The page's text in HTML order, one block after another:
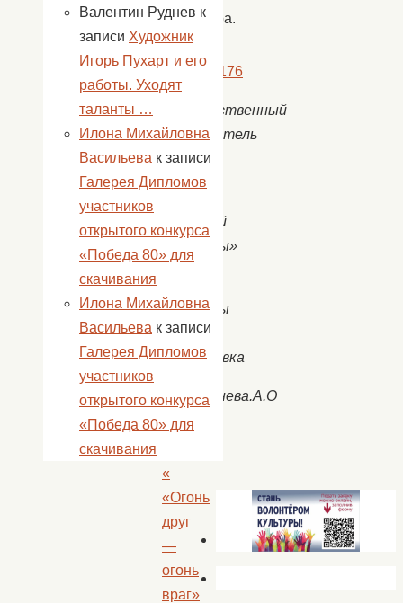
интерьера.
Художественный
руководитель
народной
культуры»
культуры
с.
Сокрутовка
Подледнева.А.О
«
«Огонь
друг
—
огонь
враг»
Валентин Руднев к
записи Художник
Игорь Пухарт и его
работы. Уходят
таланты …
Илона Михайловна
Васильева к записи
Галерея Дипломов
участников
открытого конкурса
«Победа 80» для
скачивания
Илона Михайловна
Васильева к записи
Галерея Дипломов
участников
открытого конкурса
«Победа 80» для
скачивания